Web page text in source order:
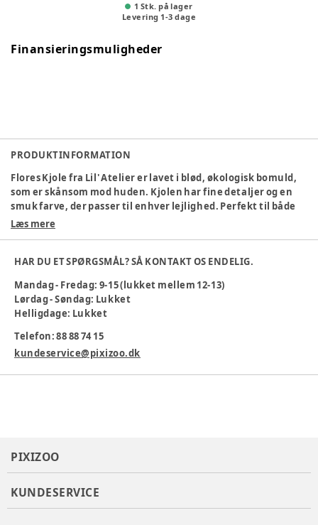
1 Stk. på lager
Levering 1-3 dage
Finansieringsmuligheder
PRODUKTINFORMATION
Flores Kjole fra Lil' Atelier er lavet i blød, økologisk bomuld,
som er skånsom mod huden. Kjolen har fine detaljer og en
smuk farve, der passer til enhver lejlighed. Perfekt til både
hverdag og fest!
Materiale: 100% økologisk bomuld
Behagelig pasform
Maskinvask ved 40 °
Farve:Beige
Producent:Bestseller A/S, Name it, Fredskovvej 1, 7330
Brande, Denmark
Læs mere
HAR DU ET SPØRGSMÅL? SÅ KONTAKT OS ENDELIG.
Mandag - Fredag: 9-15 (lukket mellem 12-13)
Lørdag - Søndag: Lukket
Helligdage: Lukket
Telefon: 88 88 74 15
kundeservice@pixizoo.dk
PIXIZOO
KUNDESERVICE